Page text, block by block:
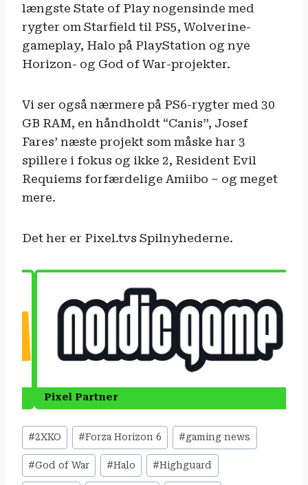
længste State of Play nogensinde med
rygter om Starfield til PS5, Wolverine-
gameplay, Halo på PlayStation og nye
Horizon- og God of War-projekter.
Vi ser også nærmere på PS6-rygter med 30
GB RAM, en håndholdt “Canis”, Josef
Fares’ næste projekt som måske har 3
spillere i fokus og ikke 2, Resident Evil
Requiems forfærdelige Amiibo – og meget
mere.
Det her er Pixel.tvs Spilnyhederne.
Indlæg-
tags:
#2XKO #Forza Horizon 6 #gaming news
#God of War #Halo #Highguard